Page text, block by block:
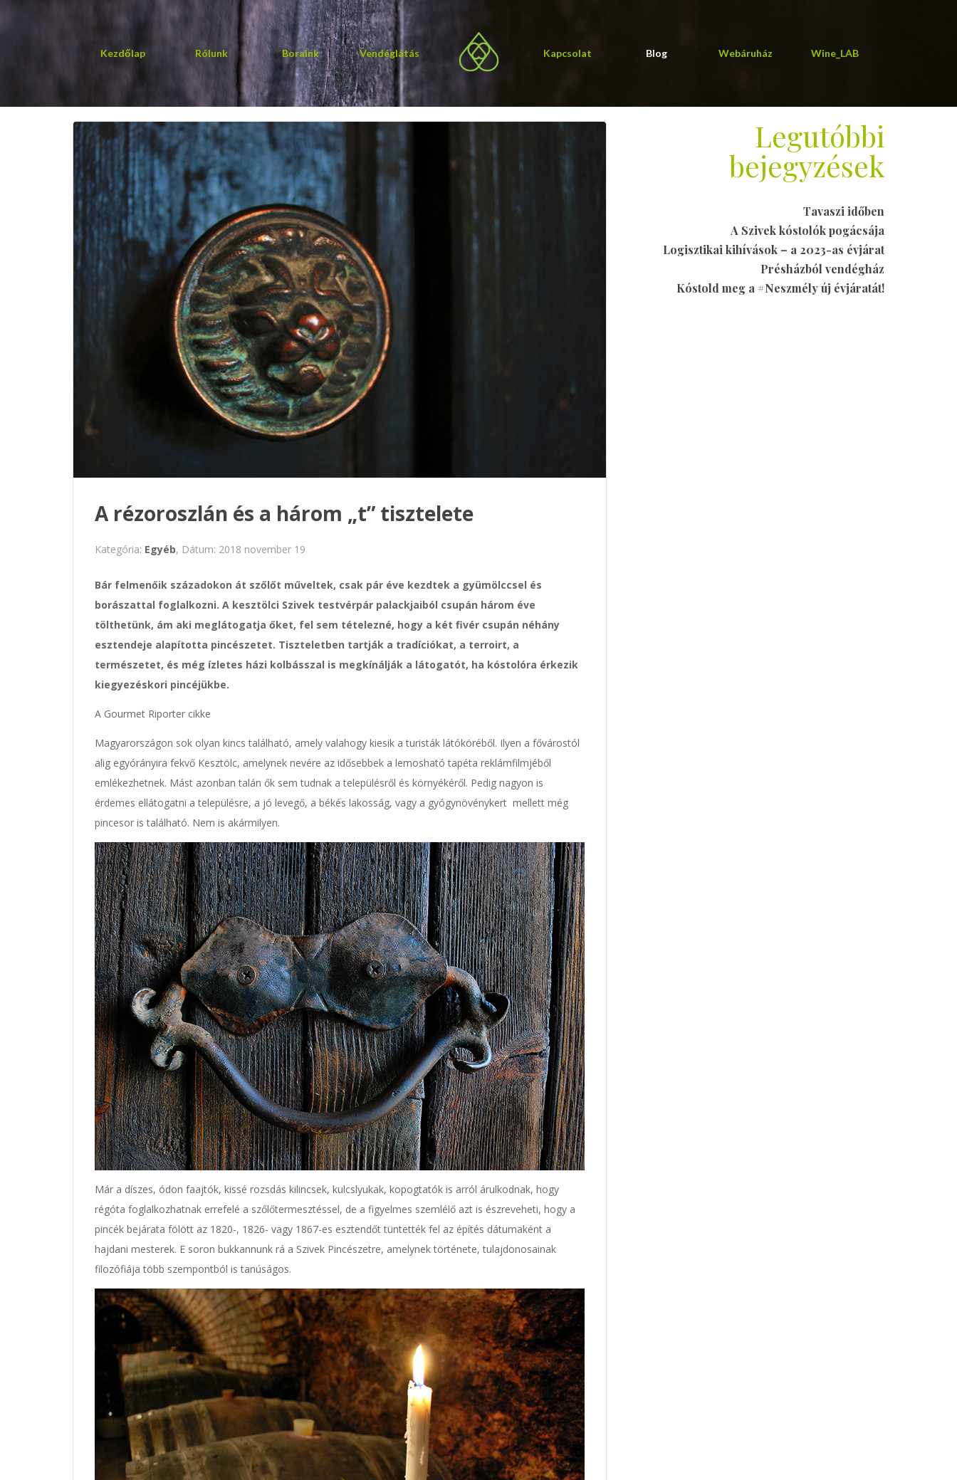
Kezdőlap Rólunk Boraink Vendéglátás Kapcsolat Blog Webáruház Wine_LAB
A rézoroszlán és a három „t” tisztelete
Kategória: Egyéb, Dátum: 2018 november 19
Bár felmenőik századokon át szőlőt műveltek, csak pár éve kezdtek a gyümölccsel és
borászattal foglalkozni. A kesztölci Szivek testvérpár palackjaiból csupán három éve
tölthetünk, ám aki meglátogatja őket, fel sem tételezné, hogy a két fivér csupán néhány
esztendeje alapította pincészetet. Tiszteletben tartják a tradíciókat, a terroirt, a
természetet, és még ízletes házi kolbásszal is megkínálják a látogatót, ha kóstolóra érkezik
kiegyezéskori pincéjükbe.
A Gourmet Riporter cikke
Magyarországon sok olyan kincs található, amely valahogy kiesik a turisták látóköréből. Ilyen a fővárostól
alig egyórányira fekvő Kesztölc, amelynek nevére az idősebbek a lemosható tapéta reklámfilmjéből
emlékezhetnek. Mást azonban talán ők sem tudnak a településről és környékéről. Pedig nagyon is
érdemes ellátogatni a településre, a jó levegő, a békés lakosság, vagy a gyógynövénykert mellett még
pincesor is található. Nem is akármilyen.
Már a díszes, ódon faajtók, kissé rozsdás kilincsek, kulcslyukak, kopogtatók is arról árulkodnak, hogy
régóta foglalkozhatnak errefelé a szőlőtermesztéssel, de a figyelmes szemlélő azt is észreveheti, hogy a
pincék bejárata fölött az 1820-, 1826- vagy 1867-es esztendőt tüntették fel az építés dátumaként a
hajdani mesterek. E soron bukkannunk rá a Szivek Pincészetre, amelynek története, tulajdonosainak
filozófiája több szempontból is tanúságos.
Legutóbbi
bejegyzések
Tavaszi időben
A Szivek kóstolók pogácsája
Logisztikai kihívások – a 2023-as évjárat
Présházból vendégház
Kóstold meg a #Neszmély új évjáratát!